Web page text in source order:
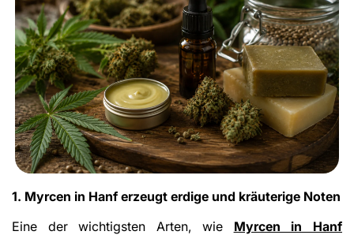
1. Myrcen in Hanf erzeugt erdige und kräuterige Noten
Eine der wichtigsten Arten, wie Myrcen in Hanf